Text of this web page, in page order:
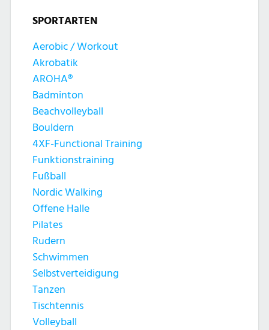
SPORTARTEN
Aerobic / Workout
Akrobatik
AROHA®
Badminton
Beachvolleyball
Bouldern
4XF-Functional Training
Funktionstraining
Fußball
Nordic Walking
Offene Halle
Pilates
Rudern
Schwimmen
Selbstverteidigung
Tanzen
Tischtennis
Volleyball